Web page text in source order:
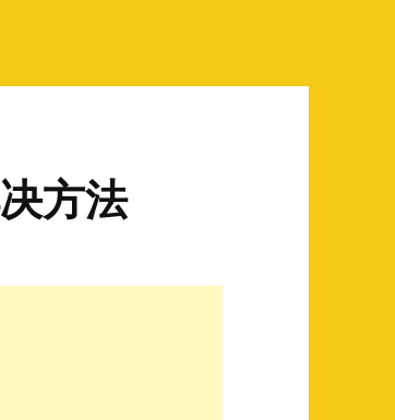
方法